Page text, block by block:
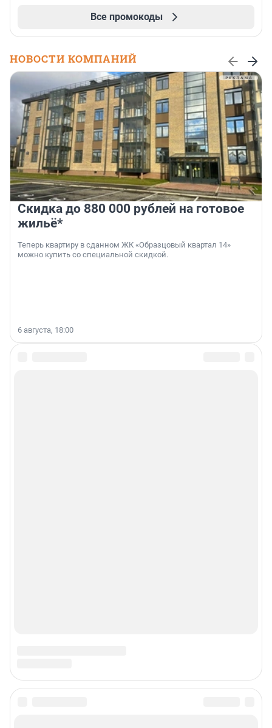
Все промокоды
НОВОСТИ КОМПАНИЙ
Скидка до 880 000 рублей на готовое
жильё*
Теперь квартиру в сданном ЖК «Образцовый квартал 14»
можно купить со специальной скидкой.
6 августа, 18:00